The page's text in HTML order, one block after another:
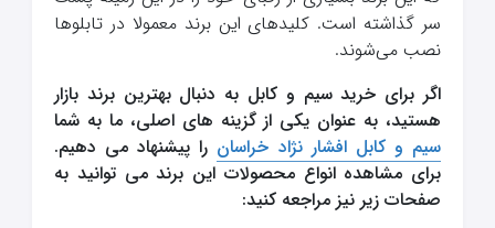
سر گذاشته است. کلیدهای این برند معمولا در تابلوها
نصب می‌شوند.
اگر برای خرید سیم و کابل به دنبال بهترین برند بازار
هستید، به عنوان یکی از گزینه های اصلی، ما به شما
سیم و کابل افشار نژاد خراسان را پیشنهاد می دهیم.
برای مشاهده انواع محصولات این برند می توانید به
صفحات زیر نیز مراجعه کنید: